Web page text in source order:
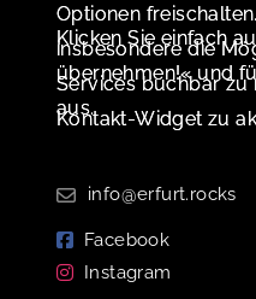
Optionen
insbesondere die
Services buchbar zu
Kontakt-Widget zu
Klicken Sie einfach
übernehmen!« und
aus.
info@erfurt.rocks
Facebook
Instagram